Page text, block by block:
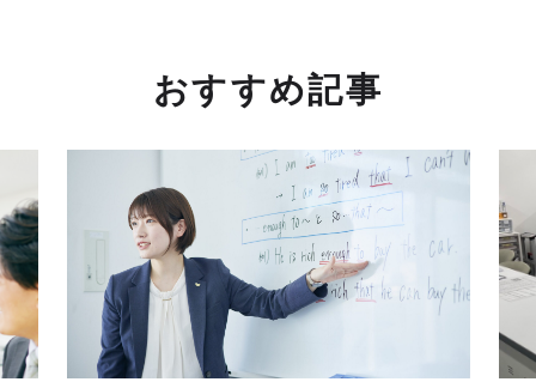
おすすめ記事